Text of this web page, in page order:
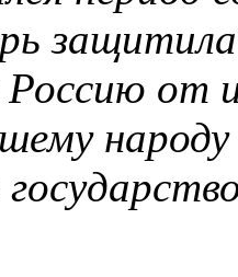
защитила
от